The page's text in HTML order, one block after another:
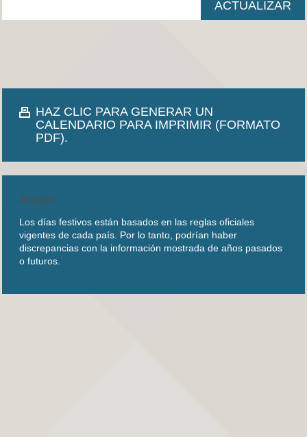
HAZ CLIC PARA GENERAR UN
CALENDARIO PARA IMPRIMIR (FORMATO
PDF).
AVISO
Los días festivos están basados en las reglas oficiales
vigentes de cada país. Por lo tanto, podrían haber
discrepancias con la información mostrada de años pasados
o futuros.